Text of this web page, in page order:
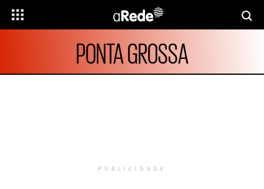
PONTA GROSSA
PUBLICIDADE